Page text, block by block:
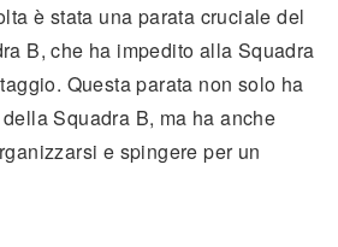
è stata una parata cruciale del
B, che ha impedito alla Squadra
Questa parata non solo ha
Squadra B, ma ha anche
e spingere per un